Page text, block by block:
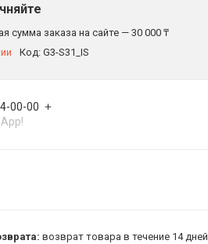
сумма заказа на сайте — 30 000 ₸
Код: G3-S31_IS
00-00
возврат товара в течение 14 дней